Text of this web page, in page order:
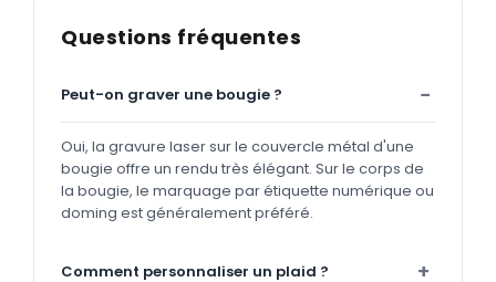
Questions fréquentes
Peut-on graver une bougie ?
Oui, la gravure laser sur le couvercle métal d'une
bougie offre un rendu très élégant. Sur le corps de
la bougie, le marquage par étiquette numérique ou
doming est généralement préféré.
Comment personnaliser un plaid ?